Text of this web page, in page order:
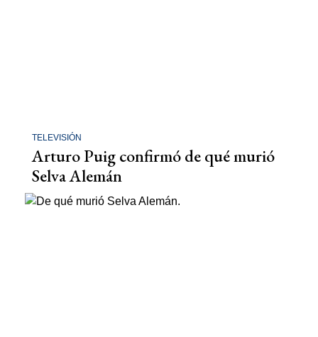
TELEVISIÓN
Arturo Puig confirmó de qué murió
Selva Alemán